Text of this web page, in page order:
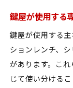
鍵屋が使用する
鍵屋が使用する
ションレンチ、
があります。こ
じて使い分ける